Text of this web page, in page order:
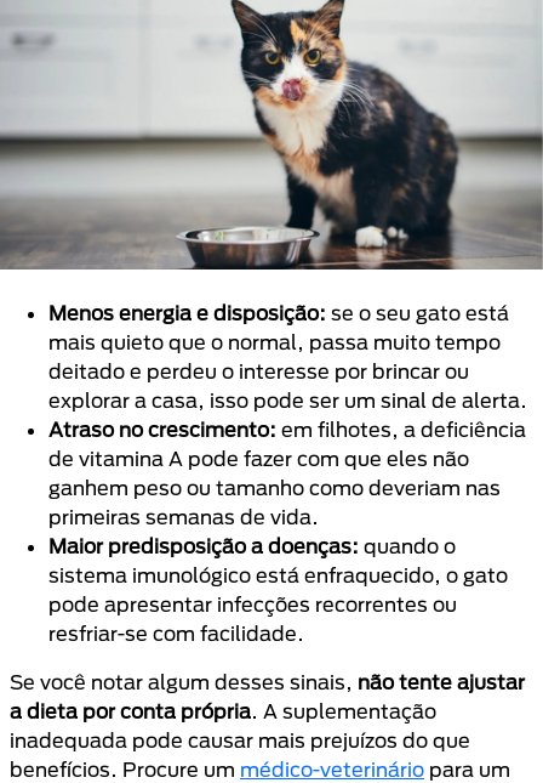
Menos energia e disposição: se o seu gato está
mais quieto que o normal, passa muito tempo
deitado e perdeu o interesse por brincar ou
explorar a casa, isso pode ser um sinal de alerta.
Atraso no crescimento: em filhotes, a deficiência
de vitamina A pode fazer com que eles não
ganhem peso ou tamanho como deveriam nas
primeiras semanas de vida.
Maior predisposição a doenças: quando o
sistema imunológico está enfraquecido, o gato
pode apresentar infecções recorrentes ou
resfriar-se com facilidade.
Se você notar algum desses sinais, não tente ajustar
a dieta por conta própria. A suplementação
inadequada pode causar mais prejuízos do que
benefícios. Procure um médico-veterinário para um